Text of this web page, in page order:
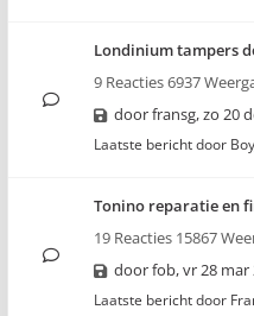
Londinium tampers
9 Reacties 6937
doorfransg,zo 20
Laatste bericht door
Tonino reparatie en
19 Reacties 15867
doorfob,vr 28 mar
Laatste bericht door